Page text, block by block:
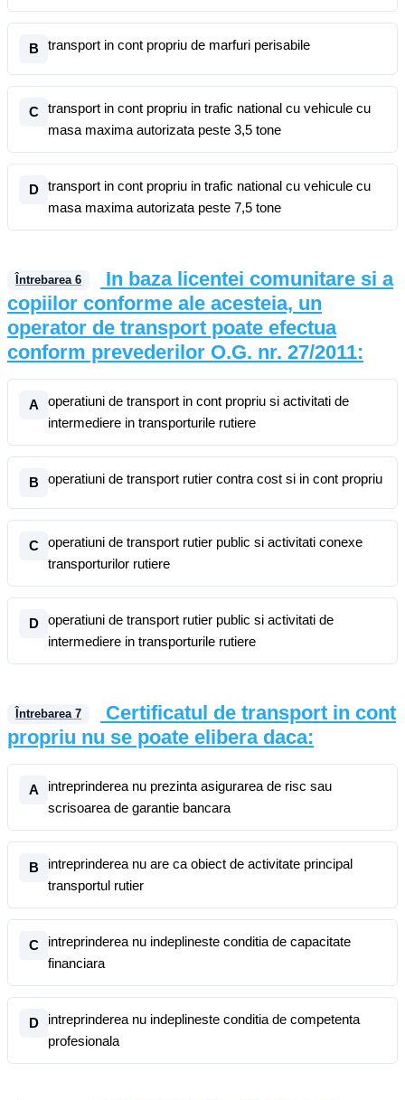
B transport in cont propriu de marfuri perisabile
C
transport in cont propriu in trafic national cu vehicule cu
masa maxima autorizata peste 3,5 tone
D
transport in cont propriu in trafic national cu vehicule cu
masa maxima autorizata peste 7,5 tone
Întrebarea 6
In baza licentei comunitare si a
copiilor conforme ale acesteia, un
operator de transport poate efectua
conform prevederilor O.G. nr. 27/2011:
A
operatiuni de transport in cont propriu si activitati de
intermediere in transporturile rutiere
B operatiuni de transport rutier contra cost si in cont propriu
C
operatiuni de transport rutier public si activitati conexe
transporturilor rutiere
D
operatiuni de transport rutier public si activitati de
intermediere in transporturile rutiere
Întrebarea 7
Certificatul de transport in cont
propriu nu se poate elibera daca:
A
intreprinderea nu prezinta asigurarea de risc sau
scrisoarea de garantie bancara
B
intreprinderea nu are ca obiect de activitate principal
transportul rutier
C
intreprinderea nu indeplineste conditia de capacitate
financiara
D
intreprinderea nu indeplineste conditia de competenta
profesionala